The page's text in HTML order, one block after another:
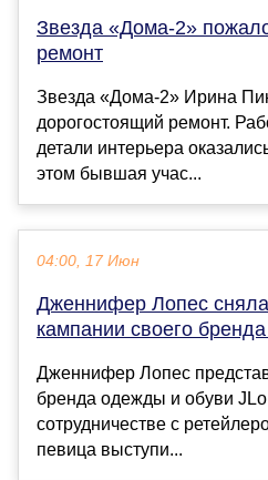
Звезда «Дома-2»
ремонт
Звезда «Дома-2» Ирина
дорогостоящий ремонт.
детали интерьера
этом бывшая учас...
04:00, 17 Июн
Дженнифер Лопес
кампании своего
Дженнифер Лопес
бренда одежды и обуви
сотрудничестве с
певица выступи...